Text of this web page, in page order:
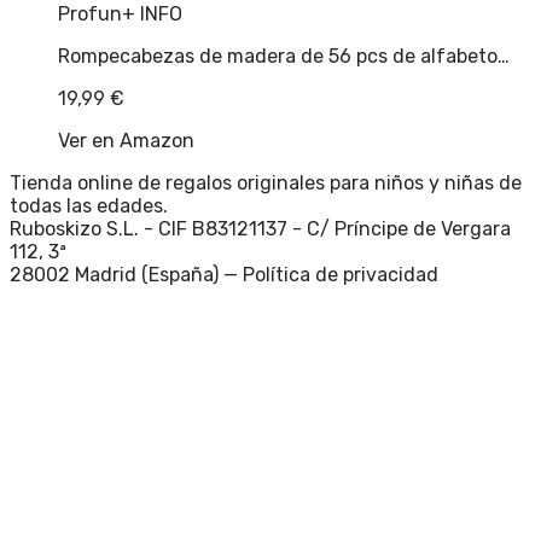
Profun+ INFO
Rompecabezas de madera de 56 pcs de alfabeto…
19,99 €
Ver en Amazon
Tienda online de regalos originales para niños y niñas de
todas las edades.
Ruboskizo S.L. - CIF B83121137 - C/ Príncipe de Vergara
112, 3ª
28002 Madrid (España) — Política de privacidad